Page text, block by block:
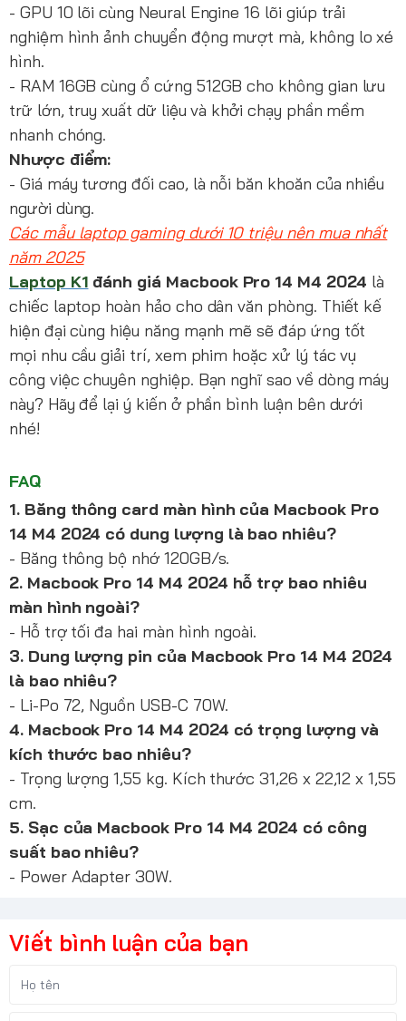
- GPU 10 lõi cùng Neural Engine 16 lõi giúp trải
nghiệm hình ảnh chuyển động mượt mà, không lo xé
hình.
- RAM 16GB cùng ổ cứng 512GB cho không gian lưu
trữ lớn, truy xuất dữ liệu và khởi chạy phần mềm
nhanh chóng.
Nhược điểm:
- Giá máy tương đối cao, là nỗi băn khoăn của nhiều
người dùng.
Các mẫu laptop gaming dưới 10 triệu nên mua nhất
năm 2025
Laptop K1 đánh giá Macbook Pro 14 M4 2024 là
chiếc laptop hoàn hảo cho dân văn phòng. Thiết kế
hiện đại cùng hiệu năng mạnh mẽ sẽ đáp ứng tốt
mọi nhu cầu giải trí, xem phim hoặc xử lý tác vụ
công việc chuyên nghiệp. Bạn nghĩ sao về dòng máy
này? Hãy để lại ý kiến ở phần bình luận bên dưới
nhé!
FAQ
1. Băng thông card màn hình của Macbook Pro
14 M4 2024 có dung lượng là bao nhiêu?
- Băng thông bộ nhớ 120GB/s.
2. Macbook Pro 14 M4 2024 hỗ trợ bao nhiêu
màn hình ngoài?
- Hỗ trợ tối đa hai màn hình ngoài.
3. Dung lượng pin của Macbook Pro 14 M4 2024
là bao nhiêu?
- Li-Po 72, Nguồn USB-C 70W.
4. Macbook Pro 14 M4 2024 có trọng lượng và
kích thước bao nhiêu?
- Trọng lượng 1,55 kg. Kích thước 31,26 x 22,12 x 1,55
cm.
5. Sạc của Macbook Pro 14 M4 2024 có công
suất bao nhiêu?
- Power Adapter 30W.
Viết bình luận của bạn